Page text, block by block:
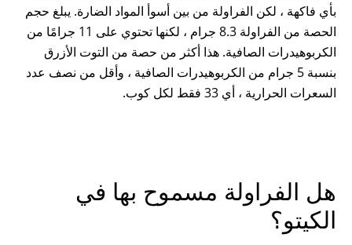
بأي فاكهة ، لكن الفراولة من بين أسوأ المواد الضارة. يبلغ حجم
الحصة من الفراولة 8.3 جرام ، لكنها تحتوي على 11 جرامًا من
الكربوهيدرات الصافية. هذا أكثر من حصة من التوت الأزرق
بنسبة 5 جرام من الكربوهيدرات الصافية ، وأقل من نصف عدد
السعرات الحرارية ، أي 33 فقط لكل كوب.
هل الفراولة مسموح بها في
الكيتو؟